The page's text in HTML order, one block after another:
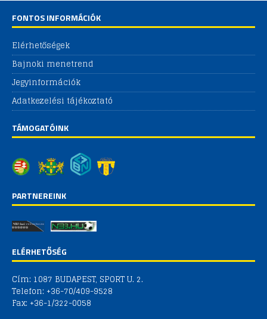
FONTOS INFORMÁCIÓK
Elérhetőségek
Bajnoki menetrend
Jegyinformációk
Adatkezelési tájékoztató
TÁMOGATÓINK
PARTNEREINK
ELÉRHETŐSÉG
Cím: 1087 BUDAPEST, SPORT U. 2.
Telefon: +36-70/409-9528
Fax: +36-1/322-0058